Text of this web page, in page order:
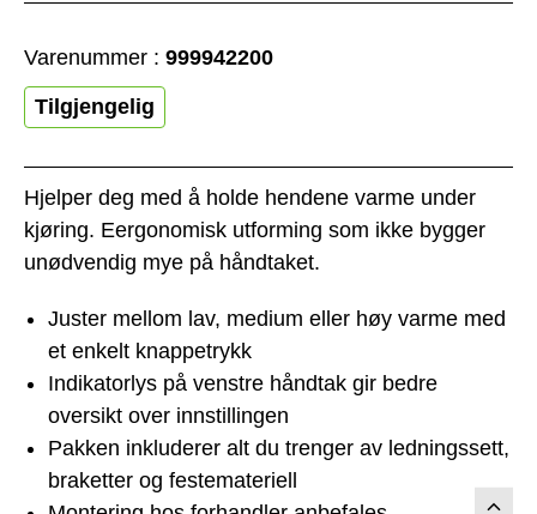
Hjelper deg med å holde hendene varme under
kjøring. Eergonomisk utforming som ikke bygger
unødvendig mye på håndtaket.
Juster mellom lav, medium eller høy varme med
et enkelt knappetrykk
Indikatorlys på venstre håndtak gir bedre
oversikt over innstillingen
Pakken inkluderer alt du trenger av ledningssett,
braketter og festemateriell
Varenummer : 999942200
Tilgjengelig